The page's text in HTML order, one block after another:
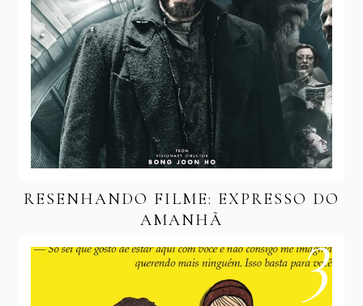
RESENHANDO FILME: EXPRESSO DO
AMANHÃ